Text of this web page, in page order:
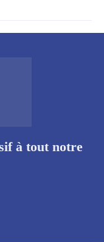
à tout notre